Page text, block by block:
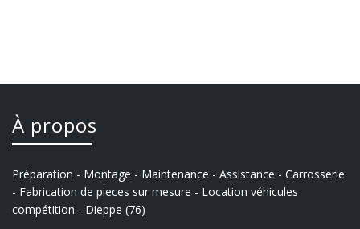
À propos
Préparation - Montage - Maintenance - Assistance - Carrosserie
- Fabrication de pieces sur mesure - Location véhicules
compétition - Dieppe (76)